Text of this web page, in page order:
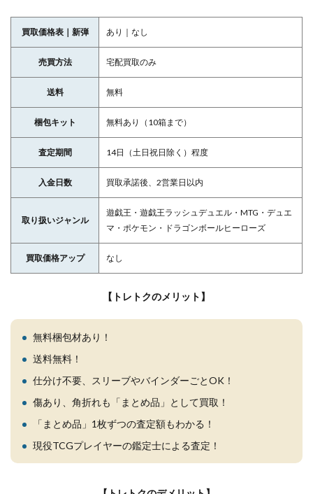
買取価格表｜新弾 あり｜なし
売買方法 宅配買取のみ
送料 無料
梱包キット 無料あり（10箱まで）
査定期間 14日（土日祝日除く）程度
入金日数 買取承諾後、2営業日以内
取り扱いジャンル
遊戯王・遊戯王ラッシュデュエル・MTG・デュエ
マ・ポケモン・ドラゴンボールヒーローズ
買取価格アップ なし
【トレトクのメリット】
無料梱包材あり！
送料無料！
仕分け不要、スリーブやバインダーごとOK！
傷あり、角折れも「まとめ品」として買取！
「まとめ品」1枚ずつの査定額もわかる！
現役TCGプレイヤーの鑑定士による査定！